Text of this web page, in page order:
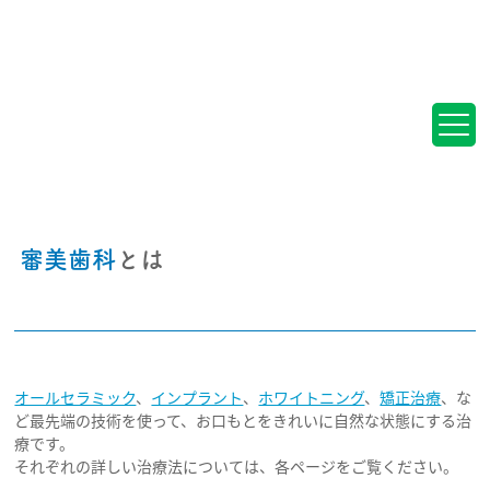
ブログ
採用情報
審美歯科とは
オールセラミック、 インプラント、 ホワイトニング、矯正治療、な
ど最先端の技術を使って、お口もとをきれいに自然な状態にする治
療です。
それぞれの詳しい治療法については、各ページをご覧ください。